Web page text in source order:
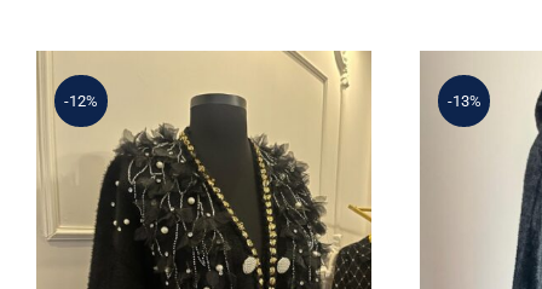
3.445 ₺.
-12%
Angora Hırka
-13%